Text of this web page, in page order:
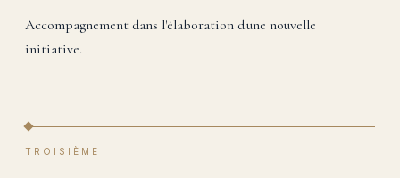
Accompagnement dans l'élaboration d'une nouvelle
initiative.
TROISIÈME